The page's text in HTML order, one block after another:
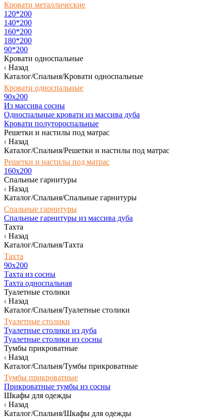
Кровати металлические
120*200
140*200
160*200
180*200
90*200
Кровати односпальные
Назад
Каталог/Спальня/Кровати односпальные
Кровати односпальные
90х200
Из массива сосны
Односпальные кровати из массива дуба
Кровати полутороспальные
Решетки и настилы под матрас
Назад
Каталог/Спальня/Решетки и настилы под матрас
Решетки и настилы под матрас
160х200
Спальные гарнитуры
Назад
Каталог/Спальня/Спальные гарнитуры
Спальные гарнитуры
Спальные гарнитуры из массива дуба
Тахта
Назад
Каталог/Спальня/Тахта
Тахта
90х200
Тахта из сосны
Тахта односпальная
Туалетные столики
Назад
Каталог/Спальня/Туалетные столики
Туалетные столики
Туалетные столики из дуба
Туалетные столики из сосны
Тумбы прикроватные
Назад
Каталог/Спальня/Тумбы прикроватные
Тумбы прикроватные
Прикроватные тумбы из сосны
Шкафы для одежды
Назад
Каталог/Спальня/Шкафы для одежды